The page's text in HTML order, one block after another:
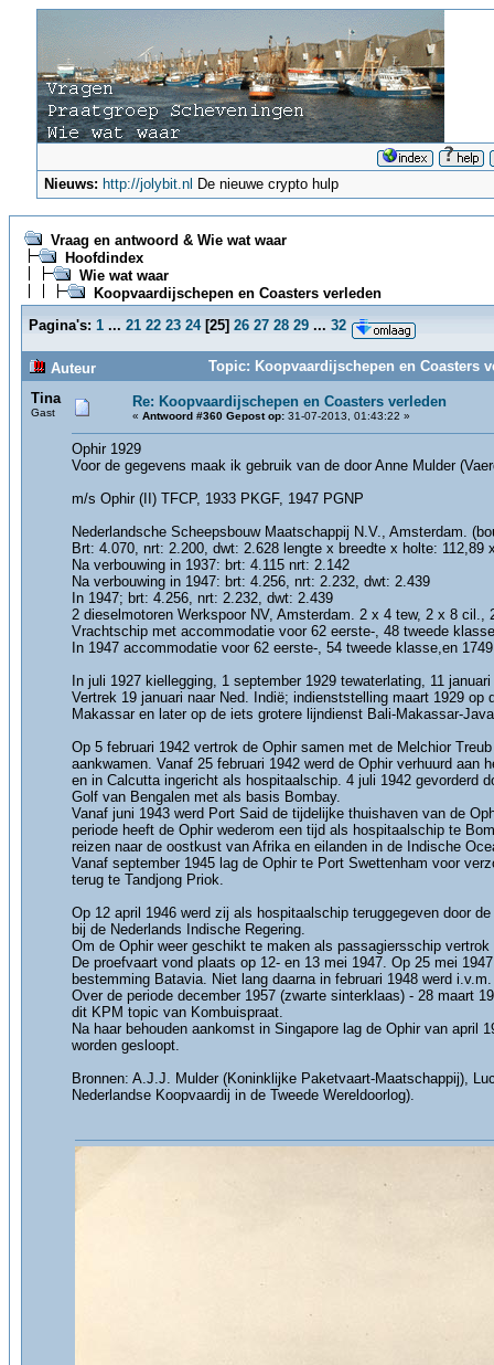
Nieuws: http://jolybit.nl De nieuwe crypto hulp
Vraag en antwoord & Wie wat waar
Hoofdindex
Wie wat waar
Koopvaardijschepen en Coasters verleden
Pagina's: 1 ... 21 22 23 24[25] 26 27 28 29 ... 32
Auteur
Topic: Koopvaardijschepen en Coasters
Tina
Gast
Re: Koopvaardijschepen en Coasters verleden
« Antwoord #360 Gepost op: 31-07-2013, 01:43:22 »
Ophir 1929
Voor de gegevens maak ik gebruik van de door Anne Mulder
m/s Ophir (II) TFCP, 1933 PKGF, 1947 PGNP
Nederlandsche Scheepsbouw Maatschappij N.V., Amsterdam.
Brt: 4.070, nrt: 2.200, dwt: 2.628 lengte x breedte x holte: 112,89
Na verbouwing in 1937: brt: 4.115 nrt: 2.142
Na verbouwing in 1947: brt: 4.256, nrt: 2.232, dwt: 2.439
In 1947; brt: 4.256, nrt: 2.232, dwt: 2.439
2 dieselmotoren Werkspoor NV, Amsterdam. 2 x 4 tew, 2 x 8 cil.,
Vrachtschip met accommodatie voor 62 eerste-, 48 tweede
In 1947 accommodatie voor 62 eerste-, 54 tweede klasse,en
In juli 1927 kiellegging, 1 september 1929 tewaterlating, 11
Vertrek 19 januari naar Ned. Indië; indienststelling maart 1929
Makassar en later op de iets grotere lijndienst Bali-Makassar-
Op 5 februari 1942 vertrok de Ophir samen met de Melchior
aankwamen. Vanaf 25 februari 1942 werd de Ophir verhuurd
en in Calcutta ingericht als hospitaalschip. 4 juli 1942 gevorderd
Golf van Bengalen met als basis Bombay.
Vanaf juni 1943 werd Port Said de tijdelijke thuishaven van de
periode heeft de Ophir wederom een tijd als hospitaalschip te
reizen naar de oostkust van Afrika en eilanden in de Indische
Vanaf september 1945 lag de Ophir te Port Swettenham voor
terug te Tandjong Priok.
Op 12 april 1946 werd zij als hospitaalschip teruggegeven door
bij de Nederlands Indische Regering.
Om de Ophir weer geschikt te maken als passagiersschip
De proefvaart vond plaats op 12- en 13 mei 1947. Op 25 mei
bestemming Batavia. Niet lang daarna in februari 1948 werd
Over de periode december 1957 (zwarte sinterklaas) - 28 maart
dit KPM topic van Kombuispraat.
Na haar behouden aankomst in Singapore lag de Ophir van april
worden gesloopt.
Bronnen: A.J.J. Mulder (Koninklijke Paketvaart-Maatschappij),
Nederlandse Koopvaardij in de Tweede Wereldoorlog).